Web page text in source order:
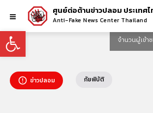
Open toolbar
ศูนย์ต่อต้านข่าวปลอม ประเทศ
Anti-Fake News Center Thailand
จำนวนผู้เข้า
ข่าวปลอม ภัยพิบัติ